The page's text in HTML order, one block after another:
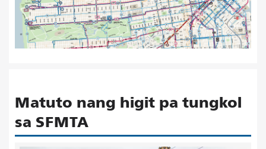
Matuto nang higit pa tungkol
sa SFMTA